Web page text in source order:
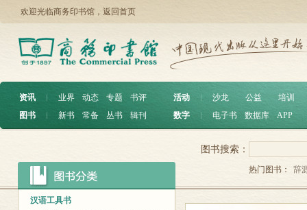
欢迎光临商务印书馆， 返回首页
资讯 ︱ 业界 动态 专题
书评
图书
︱ 新书 常备 丛书 辑刊
活动 沙龙 公益
培训
数字
电子书 数据库 APP
汉语工具书
图书搜索：
热门图书： 辞